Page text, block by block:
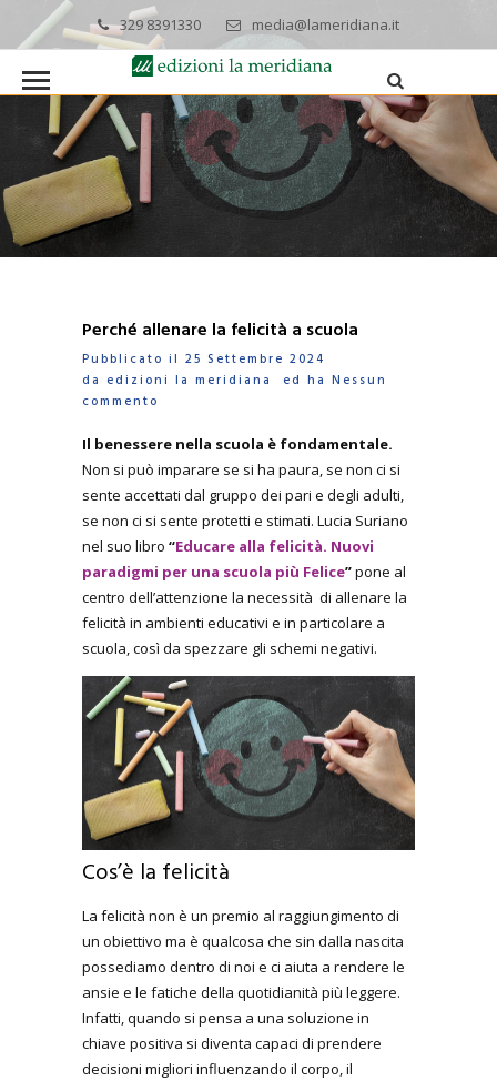
329 8391330 media@lameridiana.it
Perché allenare la felicità a scuola
Pubblicato il 25 Settembre 2024
da edizioni la meridiana ed ha Nessun
commento
Il benessere nella scuola è fondamentale.
Non si può imparare se si ha paura, se non ci si
sente accettati dal gruppo dei pari e degli adulti,
se non ci si sente protetti e stimati. Lucia Suriano
nel suo libro “Educare alla felicità. Nuovi
paradigmi per una scuola più Felice”pone al
centro dell’attenzione la necessità di allenare la
felicità in ambienti educativi e in particolare a
scuola, così da spezzare gli schemi negativi.
Cos’è la felicità
La felicità non è un premio al raggiungimento di
un obiettivo ma è qualcosa che sin dalla nascita
possediamo dentro di noi e ci aiuta a rendere le
ansie e le fatiche della quotidianità più leggere.
Infatti, quando si pensa a una soluzione in
chiave positiva si diventa capaci di prendere
decisioni migliori influenzando il corpo, il